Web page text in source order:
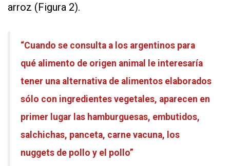
arroz (Figura 2).
“Cuando se consulta a los argentinos para
qué alimento de origen animal le interesaría
tener una alternativa de alimentos elaborados
sólo con ingredientes vegetales, aparecen en
primer lugar las hamburguesas, embutidos,
salchichas, panceta, carne vacuna, los
nuggets de pollo y el pollo”